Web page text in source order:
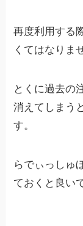
再度利用する
くてはなりま
とくに過去の
消えてしまう
す。
らでぃっしゅ
ておくと良い